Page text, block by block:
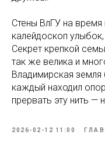
Стены ВлГУ на время
калейдоскоп
Секрет крепкой
так же велика и
Владимирская земля
каждый находил
прервать эту нить —
2026-02-12 11:00